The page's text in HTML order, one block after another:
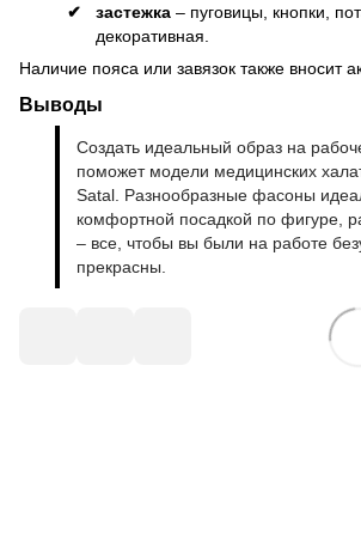
застежка – пуговицы, кнопки,
декоративная.
Наличие пояса или завязок также вносит
Выводы
Создать идеальный образ на
поможет модели медицинских
Satal. Разнообразные фасоны
комфортной посадкой по фигуре,
– все, чтобы вы были на работе
прекрасны.